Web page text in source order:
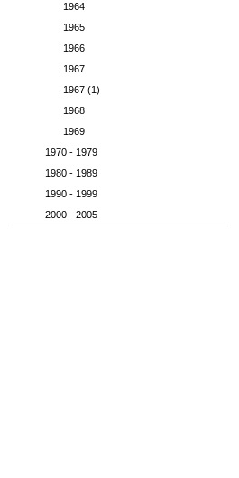
1964
1965
1966
1967
1967 (1)
1968
1969
1970 - 1979
1980 - 1989
1990 - 1999
2000 - 2005